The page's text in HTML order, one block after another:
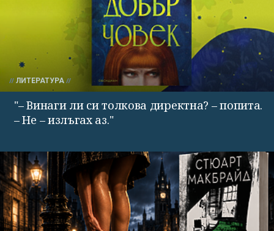
ЛИТЕРАТУРА
"– Винаги ли си толкова директна? – попита.
– Не – излъгах аз."